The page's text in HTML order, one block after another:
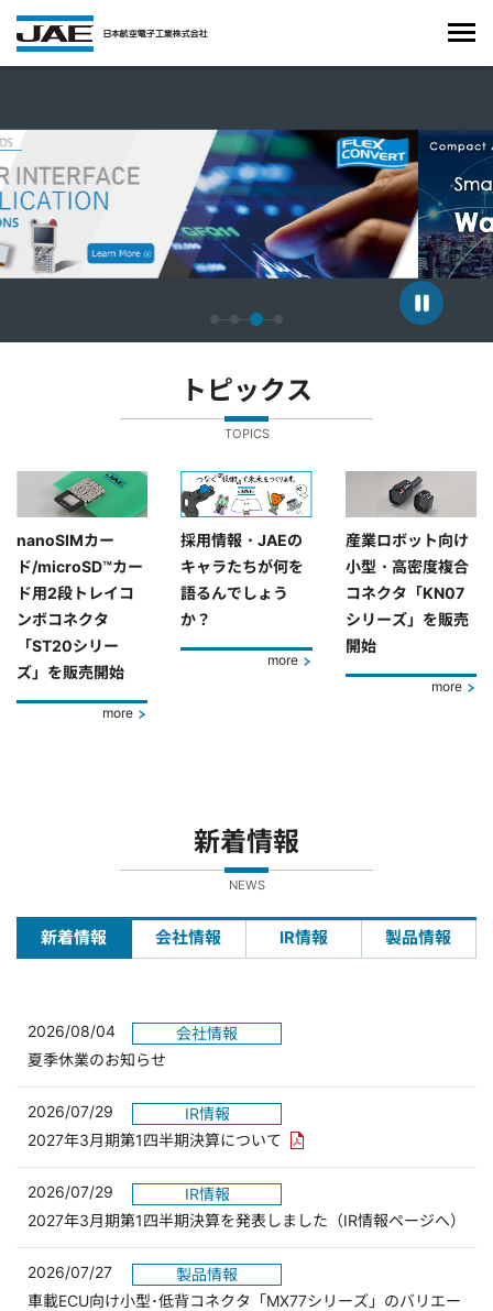
トピックス
TOPICS
nanoSIMカー
ド/microSD™カー
ド用2段トレイコ
ンボコネクタ
「ST20シリー
ズ」を販売開始
more
採用情報・JAEの
キャラたちが何を
語るんでしょう
か？
more
産業ロボット向け
小型・高密度複合
コネクタ「KN07
シリーズ」を販売
開始
more
新着情報
NEWS
新着情報 会社情報 IR情報 製品情報
2026/08/04
会社情報
夏季休業のお知らせ
2026/07/29
IR情報
2027年3月期第1四半期決算について PDFリンクを新しいウィンド
2026/07/29
IR情報
2027年3月期第1四半期決算を発表しました（IR情報ページへ）
2026/07/27
製品情報
車載ECU向け小型･低背コネクタ「MX77シリーズ」のバリエー